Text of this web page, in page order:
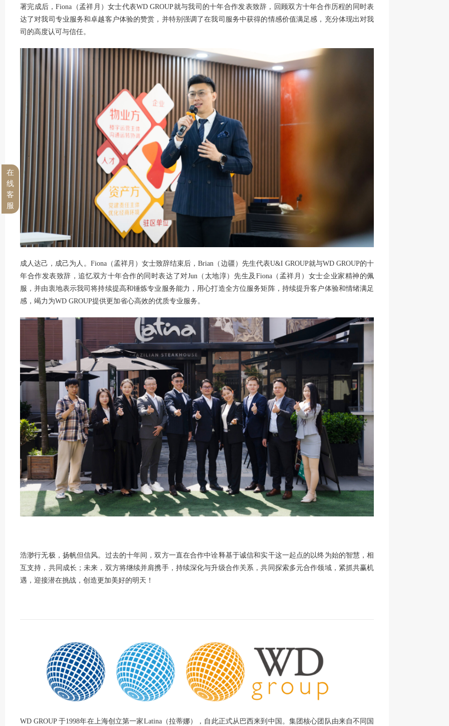
署完成后，Fiona（孟祥月）女士代表WD GROUP就与我司的十年合作发表致辞，回顾双方十年合作历程的同时表
达了对我司专业服务和卓越客户体验的赞赏，并特别强调了在我司服务中获得的情感价值满足感，充分体现出对我
司的高度认可与信任。
成人达己，成己为人。Fiona（孟祥月）女士致辞结束后，Brian（边疆）先生代表U&I GROUP就与WD GROUP的十
年合作发表致辞，追忆双方十年合作的同时表达了对Jun（太地淳）先生及Fiona（孟祥月）女士企业家精神的佩
服，并由衷地表示我司将持续提高和锤炼专业服务能力，用心打造全方位服务矩阵，持续提升客户体验和情绪满足
感，竭力为WD GROUP提供更加省心高效的优质专业服务。
浩渺行无极，扬帆但信风。过去的十年间，双方一直在合作中诠释基于诚信和实干这一起点的以终为始的智慧，相
互支持，共同成长；未来，双方将继续并肩携手，持续深化与升级合作关系，共同探索多元合作领域，紧抓共赢机
遇，迎接潜在挑战，创造更加美好的明天！
WD GROUP 于1998年在上海创立第一家Latina（拉蒂娜），自此正式从巴西来到中国。集团核心团队由来自不同国
在
线
客
服